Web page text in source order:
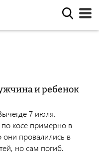
и ребенок
7 июля.
косе примерно в
они провалились в
но сам погиб.